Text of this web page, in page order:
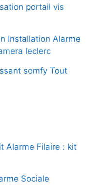
portail vis
Installation Alarme
leclerc
somfy Tout
Alarme Filaire : kit
Sociale